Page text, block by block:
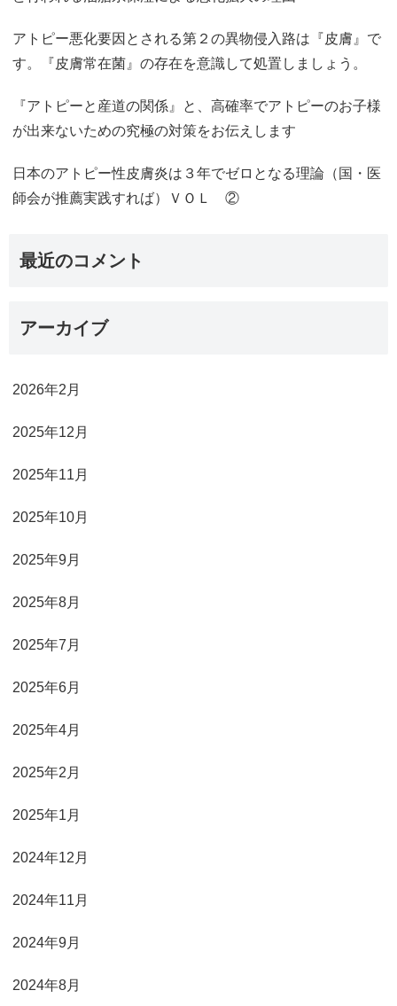
アトピー悪化要因とされる第２の異物侵入路は『皮膚』で
す。『皮膚常在菌』の存在を意識して処置しましょう。
『アトピーと産道の関係』と、高確率でアトピーのお子様
が出来ないための究極の対策をお伝えします
日本のアトピー性皮膚炎は３年でゼロとなる理論（国・医
師会が推薦実践すれば）ＶＯＬ ②
最近のコメント
アーカイブ
2026年2月
2025年12月
2025年11月
2025年10月
2025年9月
2025年8月
2025年7月
2025年6月
2025年4月
2025年2月
2025年1月
2024年12月
2024年11月
2024年9月
2024年8月